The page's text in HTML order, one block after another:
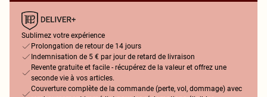
Sublimez votre expérience
Prolongation de retour de 14 jours
Indemnisation de 5 € par jour de retard de livraison
Revente gratuite et facile - récupérez de la valeur et offrez une
seconde vie à vos articles.
Couverture complète de la commande (perte, vol, dommage) avec